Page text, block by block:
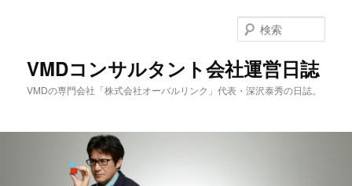
VMDコンサルタント会社運営日誌
VMDの専門会社「株式会社オーバルリンク」代表・深沢泰秀の日誌。
索